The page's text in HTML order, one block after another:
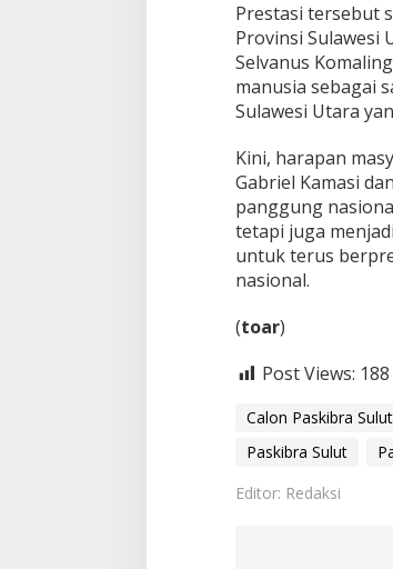
Prestasi tersebut
Provinsi Sulawesi
Selvanus
manusia sebagai
Sulawesi Utara
Kini, harapan
Gabriel Kamasi
panggung
tetapi juga
untuk terus
nasional.
‎(toar)
Post Views: 188
Calon Paskibra
Paskibra Sulut
Editor: Redaksi